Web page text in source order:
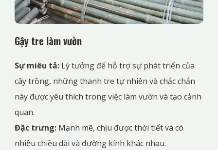
Gậy tre làm vườn
Sự miêu tả: Lý tưởng để hỗ trợ sự phát triển của
cây trồng, những thanh tre tự nhiên và chắc chắn
này được yêu thích trong việc làm vườn và tạo cảnh
quan.
Đặc trưng: Mạnh mẽ, chịu được thời tiết và có
nhiều chiều dài và đường kính khác nhau.